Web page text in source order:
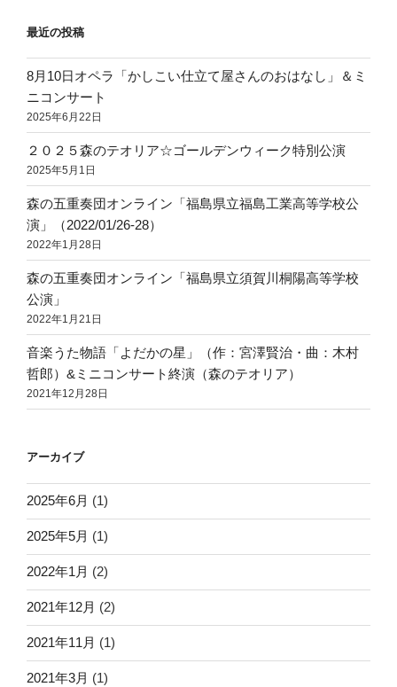
最近の投稿
8月10日オペラ「かしこい仕立て屋さんのおはなし」＆ミ
ニコンサート
2025年6月22日
２０２５森のテオリア☆ゴールデンウィーク特別公演
2025年5月1日
森の五重奏団オンライン「福島県立福島工業高等学校公
演」（2022/01/26-28）
2022年1月28日
森の五重奏団オンライン「福島県立須賀川桐陽高等学校
公演」
2022年1月21日
音楽うた物語「よだかの星」（作：宮澤賢治・曲：木村
哲郎）&ミニコンサート終演（森のテオリア）
2021年12月28日
アーカイブ
2025年6月 (1)
2025年5月 (1)
2022年1月 (2)
2021年12月 (2)
2021年11月 (1)
2021年3月 (1)